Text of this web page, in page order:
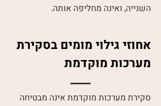
השנייה, ואינה מחליפה אותה.
אחוזי גילוי מומים בסקירת
מערכות מוקדמת
סקירת מערכות מוקדמת אינה מבטיחה